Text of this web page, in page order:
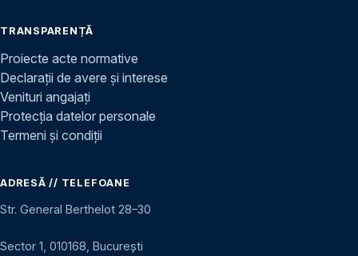
TRANSPARENȚĂ
Proiecte acte normative
Declarații de avere și interese
Venituri angajați
Protecția datelor personale
Termeni și condiții
ADRESĂ // TELEFOANE
Str. General Berthelot 28–30
Sector 1, 010168, București